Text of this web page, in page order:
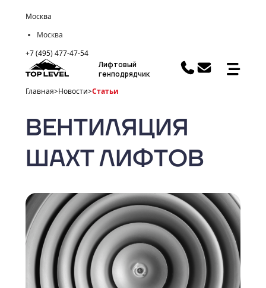
Москва
Москва
+7 (495) 477-47-54
Лифтовый
генподрядчик
Главная>Новости>Статьи
ВЕНТИЛЯЦИЯ
ШАХТ ЛИФТОВ